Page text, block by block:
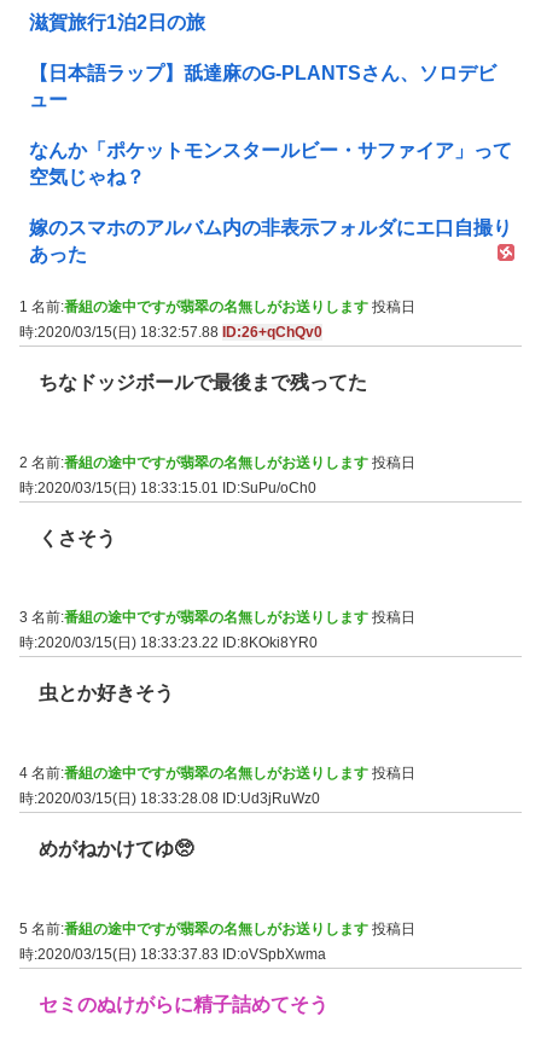
滋賀旅行1泊2日の旅
【日本語ラップ】舐達麻のG-PLANTSさん、ソロデビ
ュー
なんか「ポケットモンスタールビー・サファイア」って
空気じゃね？
嫁のスマホのアルバム内の非表示フォルダにエ口自撮り
あった
1 名前:番組の途中ですが翡翠の名無しがお送りします 投稿日
時:2020/03/15(日) 18:32:57.88 ID:26+qChQv0
ちなドッジボールで最後まで残ってた
2 名前:番組の途中ですが翡翠の名無しがお送りします 投稿日
時:2020/03/15(日) 18:33:15.01 ID:SuPu/oCh0
くさそう
3 名前:番組の途中ですが翡翠の名無しがお送りします 投稿日
時:2020/03/15(日) 18:33:23.22
ID:8KOki8YR0
虫とか好きそう
4 名前:番組の途中ですが翡翠の名無しがお送りします 投稿日
時:2020/03/15(日) 18:33:28.08 ID:Ud3jRuWz0
めがねかけてゆ🥺
5 名前:番組の途中ですが翡翠の名無しがお送りします 投稿日
時:2020/03/15(日) 18:33:37.83 ID:oVSpbXwma
セミのぬけがらに精子詰めてそう